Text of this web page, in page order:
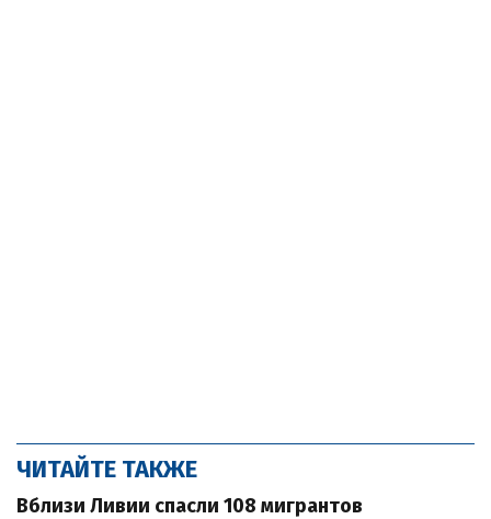
ЧИТАЙТЕ ТАКЖЕ
Вблизи Ливии спасли 108 мигрантов